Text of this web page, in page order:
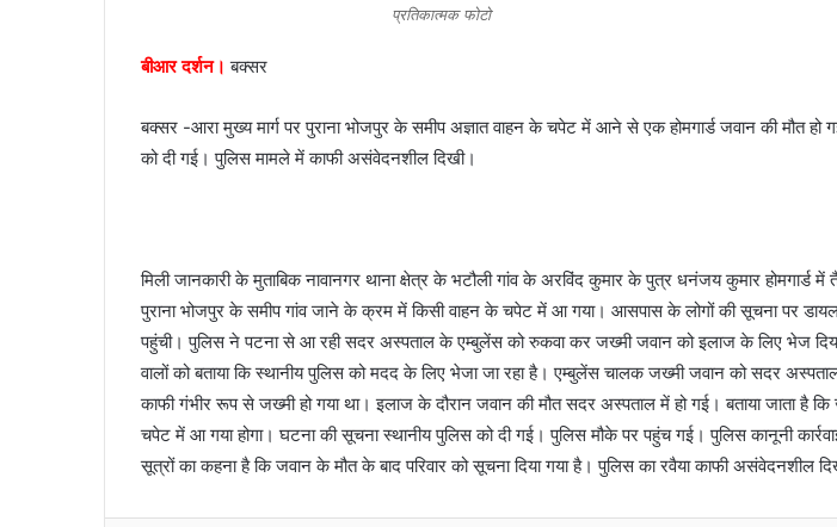
i
l
प्रतिकात्मक फोटो
बीआर दर्शन। बक्सर
बक्सर -आरा मुख्य मार्ग पर पुराना भोजपुर के समीप अज्ञात वाहन के चपेट में आने से एक होमगार्ड जवान की मौत
को दी गई। पुलिस मामले में काफी असंवेदनशील दिखी।
मिली जानकारी के मुताबिक नावानगर थाना क्षेत्र के भटौली गांव के अरविंद कुमार के पुत्र धनंजय कुमार होमगार्ड
पुराना भोजपुर के समीप गांव जाने के क्रम में किसी वाहन के चपेट में आ गया। आसपास के लोगों की सूचना पर
पहुंची। पुलिस ने पटना से आ रही सदर अस्पताल के एम्बुलेंस को रुकवा कर जख्मी जवान को इलाज के लिए भेज
वालों को बताया कि स्थानीय पुलिस को मदद के लिए भेजा जा रहा है। एम्बुलेंस चालक जख्मी जवान को सदर
काफी गंभीर रूप से जख्मी हो गया था। इलाज के दौरान जवान की मौत सदर अस्पताल में हो गई। बताया जाता है
चपेट में आ गया होगा। घटना की सूचना स्थानीय पुलिस को दी गई। पुलिस मौके पर पहुंच गई। पुलिस कानूनी
सूत्रों का कहना है कि जवान के मौत के बाद परिवार को सूचना दिया गया है। पुलिस का रवैया काफी असंवेदनशील